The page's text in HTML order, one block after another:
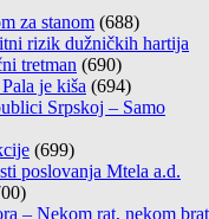
za stanom (688)
rizik dužničkih hartija
tretman (690)
je kiša (694)
Srpskoj – Samo
(699)
poslovanja Mtela a.d.
– Nekom rat, nekom brat